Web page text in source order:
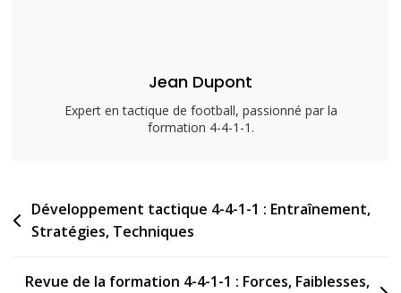
Jean Dupont
Expert en tactique de football, passionné par la
formation 4-4-1-1.
Post
navigation
Développement tactique 4-4-1-1 : Entraînement,
Stratégies, Techniques
Revue de la formation 4-4-1-1 : Forces, Faiblesses,